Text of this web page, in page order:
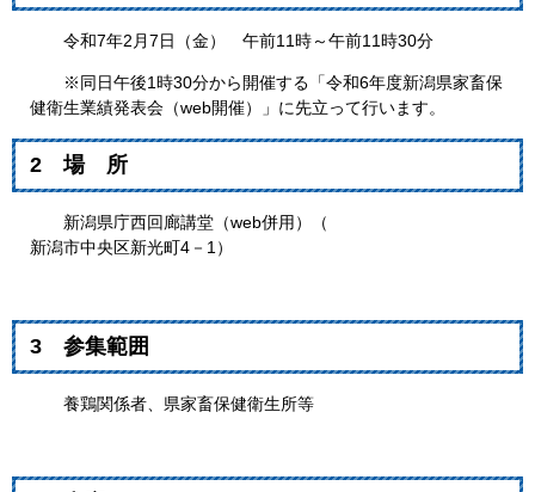
令和7年2月7日（金） 午前11時～午前11時30分
※同日午後1時30分から開催する「令和6年度新潟県家畜保
健衛生業績発表会（web開催）」に先立って行います。
2 場 所
新潟県庁西回廊講堂（web併用）（
新潟市中央区新光町4－1 ）
3 参集範囲
養鶏関係者、県家畜保健衛生所等